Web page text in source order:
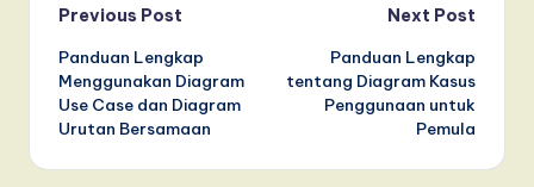
Post
navigation
Previous Post
Panduan Lengkap
Menggunakan Diagram
Use Case dan Diagram
Urutan Bersamaan
Next Post
Panduan Lengkap
tentang Diagram Kasus
Penggunaan untuk
Pemula